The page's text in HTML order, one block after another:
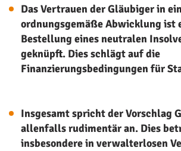
Das Vertrauen der Gläubiger in
ordnungsgemäße Abwicklung ist
Bestellung eines neutralen
geknüpft. Dies schlägt auf die
Finanzierungsbedingungen für
Insgesamt spricht der Vorschlag
allenfalls rudimentär an. Dies
insbesondere in verwalterlosen